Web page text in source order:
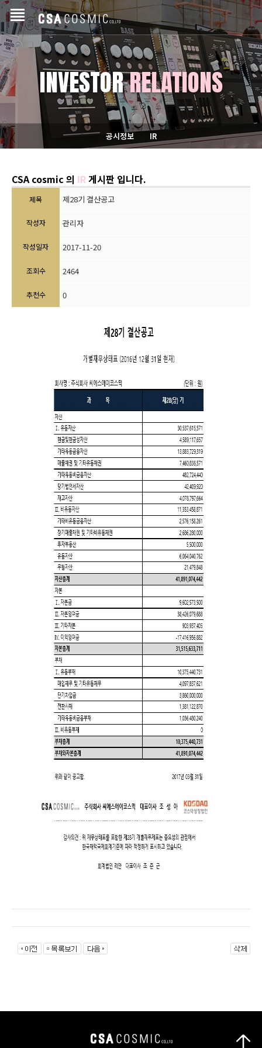
INVESTORRELATIONS
공시정보 IR
CSA cosmic 의 IR게시판 입니다.
제목 제28기 결산공고
작성자 관리자
작성일자 2017-11-20
조회수 2464
추천수 0